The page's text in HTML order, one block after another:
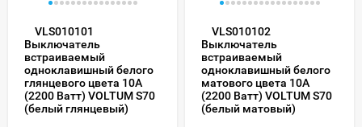
VLS010101
Выключатель
встраиваемый
одноклавишный белого
глянцевого цвета 10А
(2200 Ватт) VOLTUM S70
(белый глянцевый)
VLS010102
Выключатель
встраиваемый
одноклавишный белого
матового цвета 10А
(2200 Ватт) VOLTUM S70
(белый матовый)